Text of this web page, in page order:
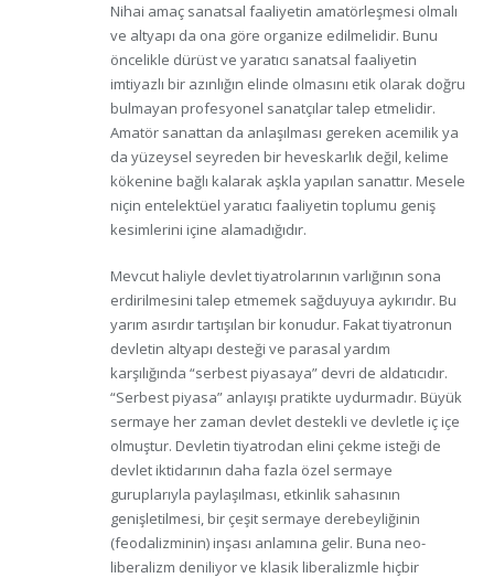
Nihai amaç sanatsal faaliyetin amatörleşmesi olmalı
ve altyapı da ona göre organize edilmelidir. Bunu
öncelikle dürüst ve yaratıcı sanatsal faaliyetin
imtiyazlı bir azınlığın elinde olmasını etik olarak doğru
bulmayan profesyonel sanatçılar talep etmelidir.
Amatör sanattan da anlaşılması gereken acemilik ya
da yüzeysel seyreden bir heveskarlık değil, kelime
kökenine bağlı kalarak aşkla yapılan sanattır. Mesele
niçin entelektüel yaratıcı faaliyetin toplumu geniş
kesimlerini içine alamadığıdır.
Mevcut haliyle devlet tiyatrolarının varlığının sona
erdirilmesini talep etmemek sağduyuya aykırıdır. Bu
yarım asırdır tartışılan bir konudur. Fakat tiyatronun
devletin altyapı desteği ve parasal yardım
karşılığında “serbest piyasaya” devri de aldatıcıdır.
“Serbest piyasa” anlayışı pratikte uydurmadır. Büyük
sermaye her zaman devlet destekli ve devletle iç içe
olmuştur. Devletin tiyatrodan elini çekme isteği de
devlet iktidarının daha fazla özel sermaye
guruplarıyla paylaşılması, etkinlik sahasının
genişletilmesi, bir çeşit sermaye derebeyliğinin
(feodalizminin) inşası anlamına gelir. Buna neo-
liberalizm deniliyor ve klasik liberalizmle hiçbir